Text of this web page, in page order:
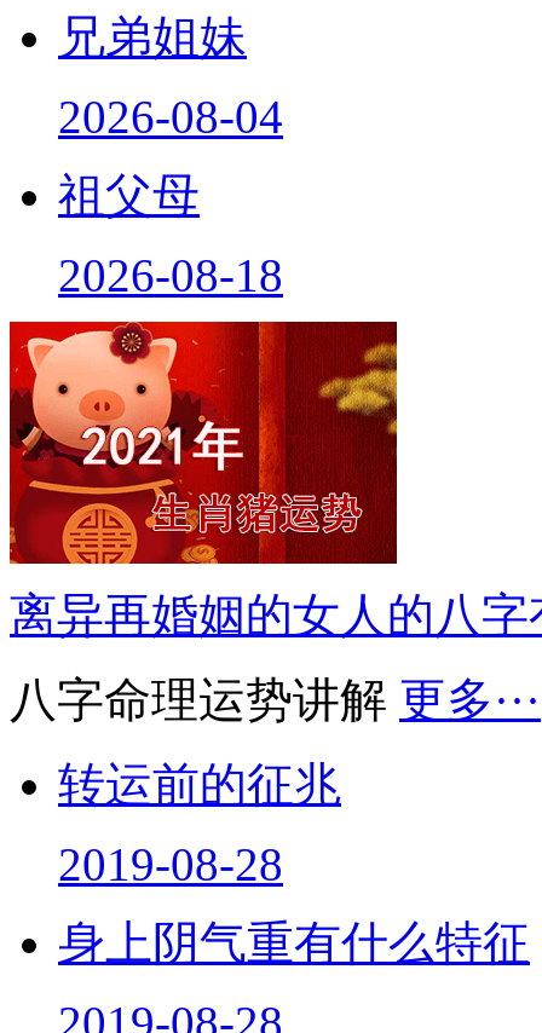
兄弟姐妹
2026-08-04
祖父母
2026-08-18
离异再婚姻的女人的八
八字命理运势讲解 更多···
转运前的征兆
2019-08-28
身上阴气重有什么特征
2019-08-28